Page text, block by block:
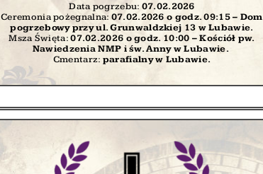
Data pogrzebu: 07.02.2026
Ceremonia pożegnalna: 07.02.2026 o godz. 09:15 – Dom
pogrzebowy przy ul. Grunwaldzkiej 13 w Lubawie.
Msza Święta:07.02.2026 o godz. 10:00 – Kościół pw.
Nawiedzenia NMP i św. Anny w Lubawie.
Cmentarz: parafialny w Lubawie.